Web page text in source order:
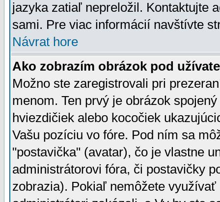
jazyka zatiaľ nepreložil. Kontaktujte
sami. Pre viac informácií navštívte
Návrat hore
Ako zobrazím obrázok pod
Možno ste zaregistrovali pri
menom. Ten prvý je obrázok
hviezdičiek alebo kocočiek
Vašu pozíciu vo fóre. Pod ním sa
"postavička" (avatar), čo je vlastne
administrátorovi fóra, či postavičky
zobrazia). Pokiaľ nemôžete